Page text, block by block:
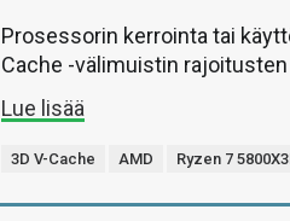
Prosessorin kerrointa tai
Cache -välimuistin rajoitusten
Lue lisää
3D V-Cache AMD Ryzen 7